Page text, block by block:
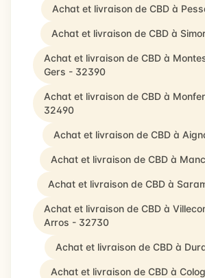
Achat et livraison de CBD à
Achat et livraison de CBD à
Achat et livraison de CBD à
Gers - 32390
Achat et livraison de CBD à
32490
Achat et livraison de CBD à
Achat et livraison de CBD à
Achat et livraison de CBD à
Achat et livraison de CBD à
Arros - 32730
Achat et livraison de CBD à
Achat et livraison de CBD à